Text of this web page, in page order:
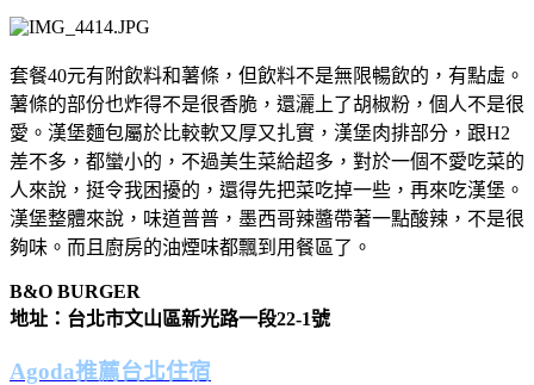
套餐40元有附飲料和薯條，但飲料不是無限暢飲的，有點虛。
薯條的部份也炸得不是很香脆，還灑上了胡椒粉，個人不是很
愛。漢堡麵包屬於比較軟又厚又扎實，漢堡肉排部分，跟H2
差不多，都蠻小的，不過美生菜給超多，對於一個不愛吃菜的
人來說，挺令我困擾的，還得先把菜吃掉一些，再來吃漢堡。
漢堡整體來說，味道普普，墨西哥辣醬帶著一點酸辣，不是很
夠味。而且廚房的油煙味都飄到用餐區了。
B&O BURGER
地址：台北市文山區新光路一段22-1號
Agoda推薦台北住宿